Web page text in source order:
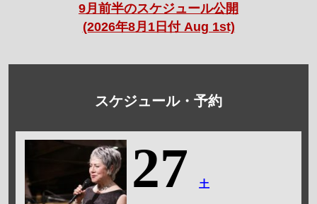
9月前半のスケジュール公開
(2026年8月1日付 Aug 1st)
スケジュール・予約
27 土